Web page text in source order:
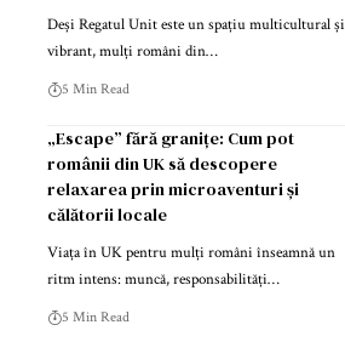
Deși Regatul Unit este un spațiu multicultural și
vibrant, mulți români din…
5 Min Read
„Escape” fără granițe: Cum pot
românii din UK să descopere
relaxarea prin microaventuri și
călătorii locale
Viața în UK pentru mulți români înseamnă un
ritm intens: muncă, responsabilități…
5 Min Read